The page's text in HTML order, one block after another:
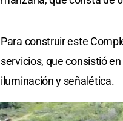
Para construir este
servicios, que consistió
iluminación y señalética.